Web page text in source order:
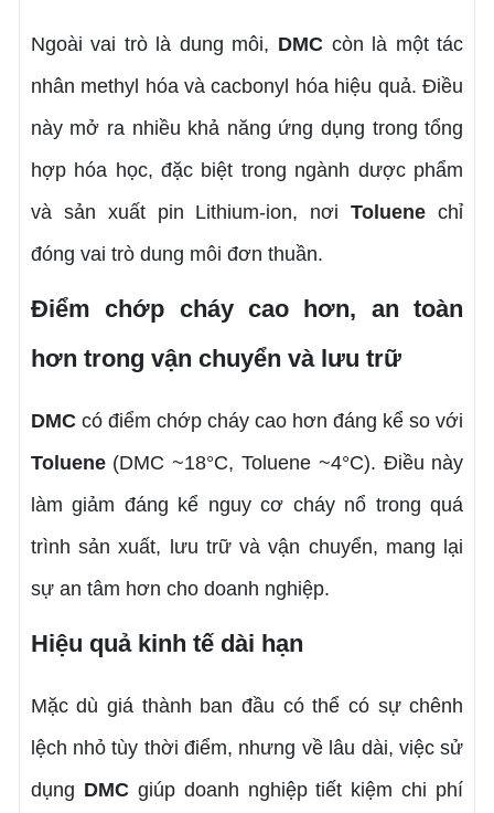
Ngoài vai trò là dung môi, DMC còn là một tác
nhân methyl hóa và cacbonyl hóa hiệu quả. Điều
này mở ra nhiều khả năng ứng dụng trong tổng
hợp hóa học, đặc biệt trong ngành dược phẩm
và sản xuất pin Lithium-ion, nơiToluene chỉ
đóng vai trò dung môi đơn thuần.
Điểm chớp cháy cao hơn, an toàn
hơn trong vận chuyển và lưu trữ
DMCcó điểm chớp cháy cao hơn đáng kể so với
Toluene(DMC ~18°C, Toluene ~4°C). Điều này
làm giảm đáng kể nguy cơ cháy nổ trong quá
trình sản xuất, lưu trữ và vận chuyển, mang lại
sự an tâm hơn cho doanh nghiệp.
Hiệu quả kinh tế dài hạn
Mặc dù giá thành ban đầu có thể có sự chênh
lệch nhỏ tùy thời điểm, nhưng về lâu dài, việc sử
dụng DMCgiúp doanh nghiệp tiết kiệm chi phí